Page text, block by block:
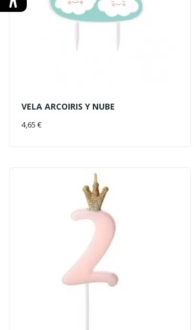
VELA ARCOIRIS Y NUBE
4,65 €